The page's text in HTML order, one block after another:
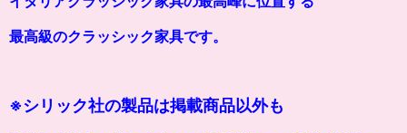
最高級のクラッシック家具です。
※シリック社の製品は掲載商品以外も